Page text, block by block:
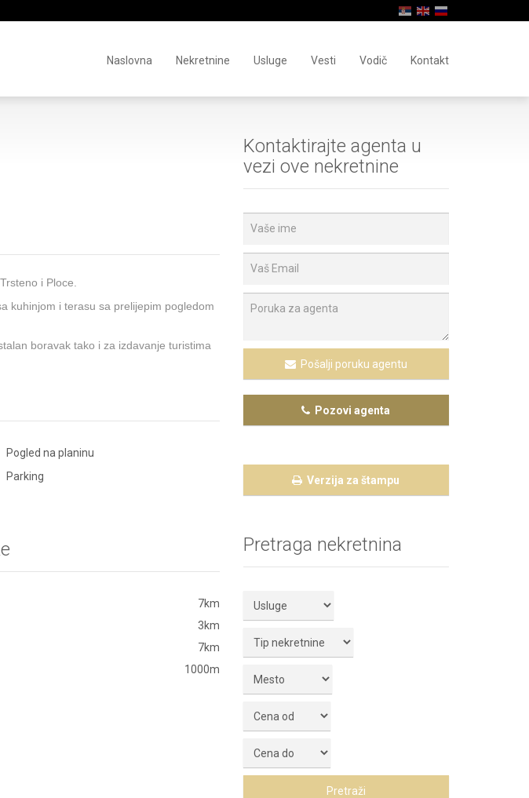
Naslovna Nekretnine Usluge Vesti Vodič Kontakt
i Ploce.
kuhinjom i terasu sa prelijepim pogledom
boravak tako i za izdavanje turistima
Pogled na planinu
Parking
7km
3km
7km
1000m
Kontaktirajte agenta u
vezi ove nekretnine
Pošalji poruku agentu
Pozovi agenta
Verzija za štampu
Pretraga nekretnina
Pretraži